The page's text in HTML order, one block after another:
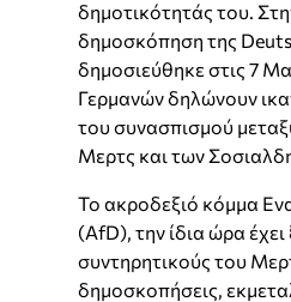
δημοτικότητάς του.
δημοσκόπηση της
δημοσιεύθηκε στις 7
Γερμανών δηλώνουν
του συνασπισμού
Μερτς και των
Το ακροδεξιό κόμμα
(AfD), την ίδια ώρα
συντηρητικούς του
δημοσκοπήσεις,